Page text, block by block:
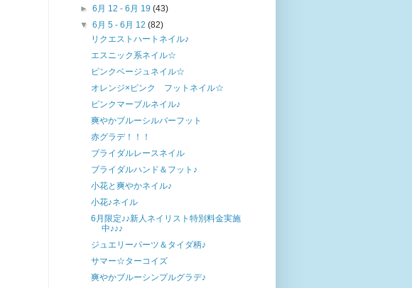
►6月 12 - 6月 19(43)
▼6月 5 - 6月 12(82)
リクエストハートネイル♪
エスニック系ネイル☆
ピンクベージュネイル☆
オレンジ×ピンク フットネイル☆
ピンクマーブルネイル♪
爽やかブルーシルバーフット
赤グラデ！！！
ブライダルレースネイル
ブライダルハンド＆フット♪
小花と爽やかネイル♪
小花♪ネイル
6月限定♪♪新人ネイリスト特別料金実施
中♪♪♪
ジュエリーパーツ＆タイダ柄♪
サマー☆ターコイズ
爽やかブルーシンプルグラデ♪